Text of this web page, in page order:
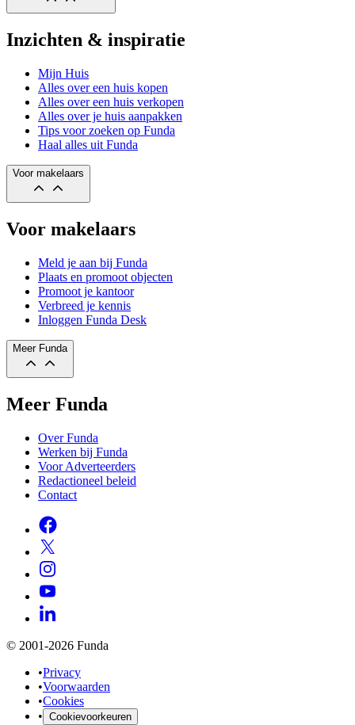
Inzichten & inspiratie
Mijn Huis
Alles over een huis kopen
Alles over een huis verkopen
Alles over je huis aanpakken
Tips voor zoeken op Funda
Haal alles uit Funda
Voor makelaars
Voor makelaars
Meld je aan bij Funda
Plaats en promoot objecten
Promoot je kantoor
Verbreed je kennis
Inloggen Funda Desk
Meer Funda
Meer Funda
Over Funda
Werken bij Funda
Voor Adverteerders
Redactioneel beleid
Contact
© 2001-2026 Funda
•Privacy
•Voorwaarden
•Cookies
• Cookievoorkeuren